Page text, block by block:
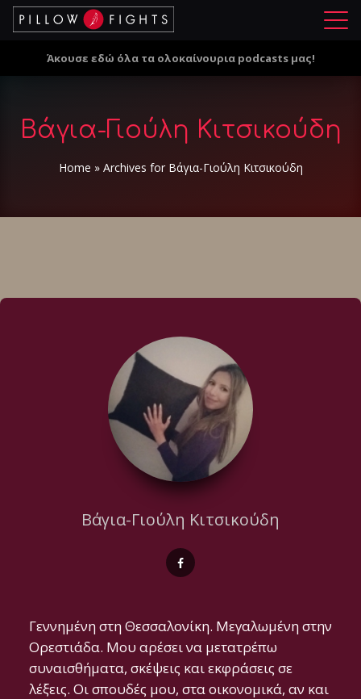
Μ
ο
Άκουσε εδώ όλα τα ολοκαίνουρια podcasts μας!
Βάγια-Γιούλη Κιτσικούδη
Home » Archives for Βάγια-Γιούλη Κιτσικούδη
Βάγια-Γιούλη Κιτσικούδη
Γεννημένη στη Θεσσαλονίκη. Μεγαλωμένη στην
Ορεστιάδα. Μου αρέσει να μετατρέπω
συναισθήματα, σκέψεις και εκφράσεις σε
λέξεις. Οι σπουδές μου, στα οικονομικά, αν και